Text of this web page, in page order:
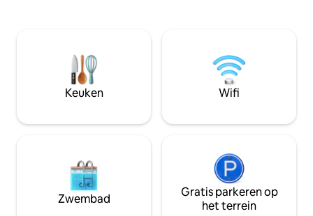
volgen de COVID-19-
schoonmaakrichtlijnen van AirBnb -
desinfecteer en maakt van boven naar
beneden grondig schoon. Beddengoed
temperaturen.
te ontspannen in
onder de sterren,
lokale charme -
romantisch uitje
Keuken Wifi
Zwembad
Gratis parkeren op
het terrein